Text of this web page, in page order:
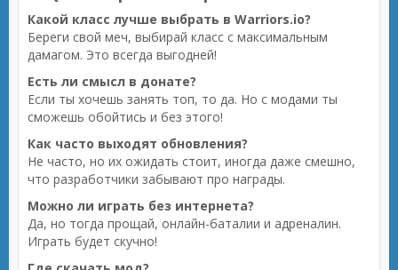
Какой класс лучше выбрать в Warriors.io?
Береги свой меч, выбирай класс с максимальным
дамагом. Это всегда выгодней!
Есть ли смысл в донате?
Если ты хочешь занять топ, то да. Но с модами ты
сможешь обойтись и без этого!
Как часто выходят обновления?
Не часто, но их ожидать стоит, иногда даже смешно,
что разработчики забывают про награды.
Можно ли играть без интернета?
Да, но тогда прощай, онлайн-баталии и адреналин.
Играть будет скучно!